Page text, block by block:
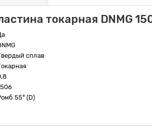
токарная DNMG
сплав
55° (D)